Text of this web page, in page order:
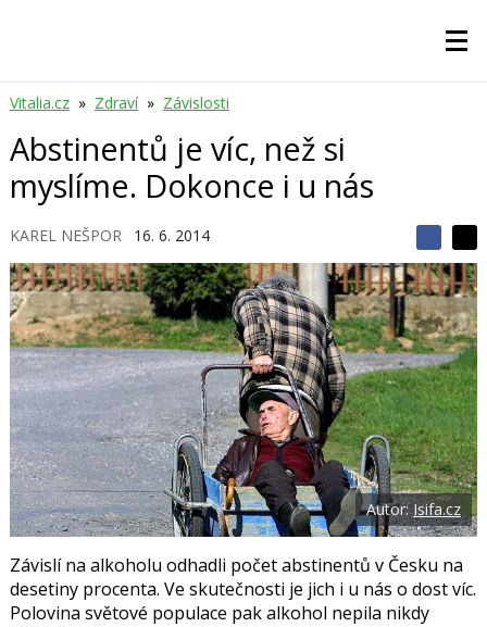
Vitalia.cz » Zdraví » Závislosti
Abstinentů je víc, než si
myslíme. Dokonce i u nás
KAREL NEŠPOR 16. 6. 2014
S
d
í
l
e
t
S
d
í
l
e
j
t
e
n
a
F
a
c
e
b
o
o
k
d
í
l
e
j
t
e
n
a
s
í
t
i
X
Autor:Isifa.cz
Závislí na alkoholu odhadli počet abstinentů v Česku na
desetiny procenta. Ve skutečnosti je jich i u nás o dost víc.
Polovina světové populace pak alkohol nepila nikdy